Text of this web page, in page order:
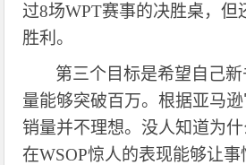
过8场WPT赛事的决胜桌，但
胜利。
第三个目标是希望自己
量能够突破百万。根据亚马逊
销量并不理想。没人知道为
在WSOP惊人的表现能够让